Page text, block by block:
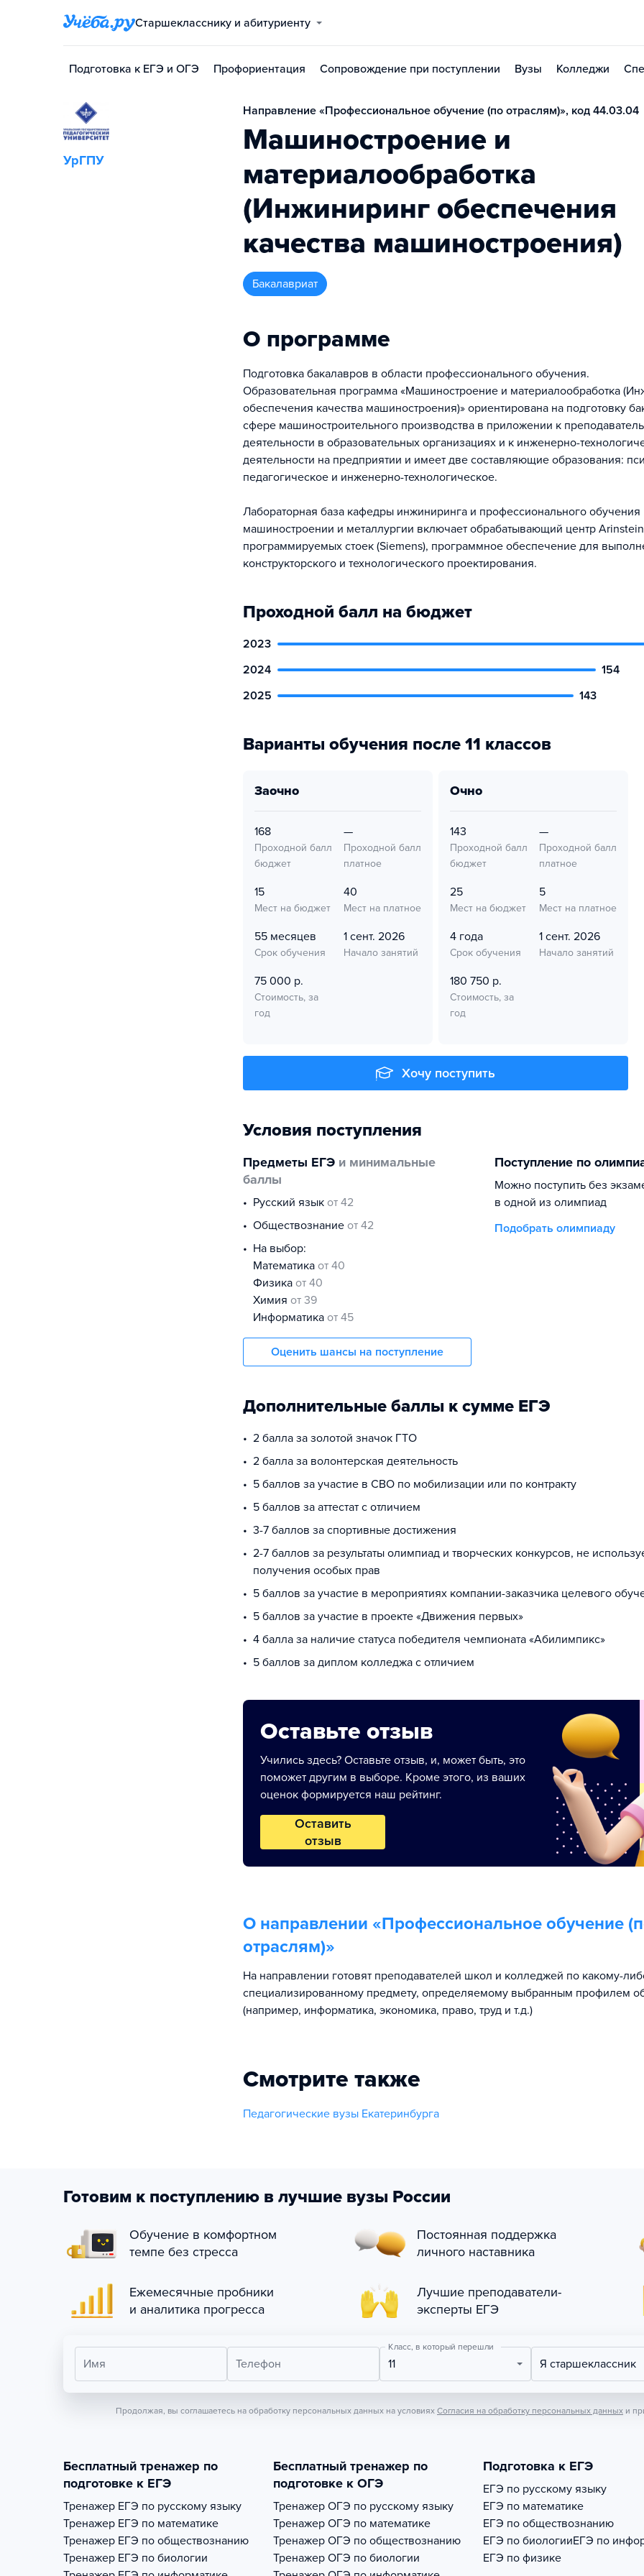
Старшекласснику и абитуриенту
Подготовка к ЕГЭ и ОГЭ Профориентация Сопровождение при поступлении Вузы Колледжи
УрГПУ
Направление «Профессиональное обучение (по отраслям)», код 44.03.04
Машиностроение и
материалообработка
(Инжиниринг обеспечения
качества машиностроения)
бакалавриат
О программе
Подготовка бакалавров в области профессионального обучения.
Образовательная программа «Машиностроение и материалообработка
обеспечения качества машиностроения)» ориентирована на подготовку
сфере машиностроительного производства в приложении к
деятельности в образовательных организациях и к инженерно-
деятельности на предприятии и имеет две составляющие образования:
педагогическое и инженерно-технологическое.
Лабораторная база кафедры инжиниринга и профессионального обучения
машиностроении и металлургии включает обрабатывающий центр
программируемых стоек (Siemens), программное обеспечение для
конструкторского и технологического проектирования.
Проходной балл на бюджет
2023
2024
154
2025
143
Варианты обучения после 11 классов
заочно
168
Проходной балл
бюджет
—
Проходной балл
платное
15
Мест на бюджет
40
Мест на платное
55 месяцев
Срок обучения
1 сент. 2026
Начало занятий
75 000 р.
Стоимость, за
год
очно
143
Проходной балл
бюджет
—
Проходной балл
платное
25
Мест на бюджет
5
Мест на платное
4 года
Срок обучения
1 сент. 2026
Начало занятий
180 750 р.
Стоимость, за
год
Хочу поступить
Условия поступления
Предметы ЕГЭ и минимальные
баллы
русский язык от 42
обществознание от 42
На выбор:
математика от 40
физика от 40
химия от 39
информатика от 45
Оценить шансы на поступление
Поступление по
Можно поступить без
в одной из олимпиад
Подобрать олимпиаду
Дополнительные баллы к сумме ЕГЭ
2 балла за золотой значок ГТО
2 балла за волонтерская деятельность
5 баллов за участие в СВО по мобилизации или по контракту
5 баллов за аттестат с отличием
3-7 баллов за спортивные достижения
2-7 баллов за результаты олимпиад и творческих конкурсов, не
получения особых прав
5 баллов за участие в мероприятиях компании-заказчика целевого
5 баллов за участие в проекте «Движения первых»
4 балла за наличие статуса победителя чемпионата «Абилимпикс»
5 баллов за диплом колледжа с отличием
Оставьте отзыв
Учились здесь? Оставьте отзыв, и, может быть, это
поможет другим в выборе. Кроме этого, из ваших
оценок формируется наш рейтинг.
Оставить
отзыв
О направлении «Профессиональное обучение
отраслям)»
На направлении готовят преподавателей школ и колледжей по какому-
специализированному предмету, определяемому выбранным профилем
(например, информатика, экономика, право, труд и т.д.)
Смотрите также
Педагогические вузы Екатеринбурга
Готовим к поступлению в лучшие вузы России
Обучение в комфортном
темпе без стресса
Постоянная поддержка
личного наставника
Ежемесячные пробники
и аналитика прогресса
Лучшие преподаватели-
эксперты ЕГЭ
Имя Телефон
Класс, в который перешли
11 Я старшеклассник
Продолжая, вы соглашаетесь на обработку персональных данных на условиях Согласия на обработку персональных данных и
Бесплатный тренажер по
подготовке к ЕГЭ
Тренажер ЕГЭ по русскому языку
Тренажер ЕГЭ по математике
Тренажер ЕГЭ по обществознанию
Тренажер ЕГЭ по биологии
Бесплатный тренажер по
подготовке к ОГЭ
Тренажер ОГЭ по русскому языку
Тренажер ОГЭ по математике
Тренажер ОГЭ по обществознанию
Тренажер ОГЭ по биологии
Подготовка к ЕГЭ
ЕГЭ по русскому языку
ЕГЭ по математике
ЕГЭ по обществознанию
ЕГЭ по биологииЕГЭ по
ЕГЭ по физике